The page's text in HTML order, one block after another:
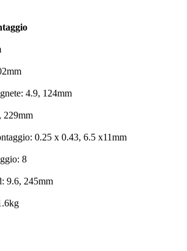
4.9, 124mm
229mm
0.25 x 0.43, 6.5 x11mm
8
9.6, 245mm